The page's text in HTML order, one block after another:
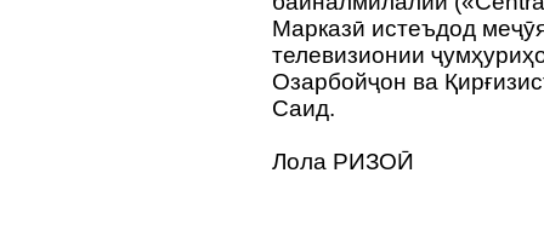
Марказӣ истеъдод
телевизионии
Озарбойҷон ва
Саид.
Лола РИЗОӢ